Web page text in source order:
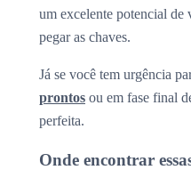
um excelente potencial de
pegar as chaves.
Já se você tem urgência
prontos ou em fase final
perfeita.
Onde encontrar